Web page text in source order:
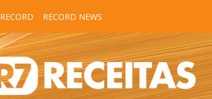
RECORD RECORD NEWS